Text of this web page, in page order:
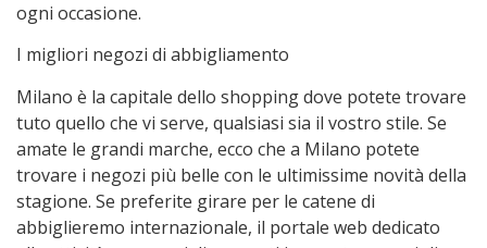
ogni occasione.
I migliori negozi di abbigliamento
Milano è la capitale dello shopping dove potete trovare
tuto quello che vi serve, qualsiasi sia il vostro stile. Se
amate le grandi marche, ecco che a Milano potete
trovare i negozi più belle con le ultimissime novità della
stagione. Se preferite girare per le catene di
abbiglieremo internazionale, il portale web dedicato